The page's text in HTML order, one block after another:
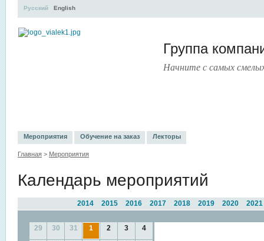
Группа
Начните с самых
Русский English
Мероприятия Обучение на заказ Лекторы
Главная > Мероприятия
Календарь мероприятий
2021
2020
2019
2018
2017
2016
2015
2014
29 30 31 1 2 3 4